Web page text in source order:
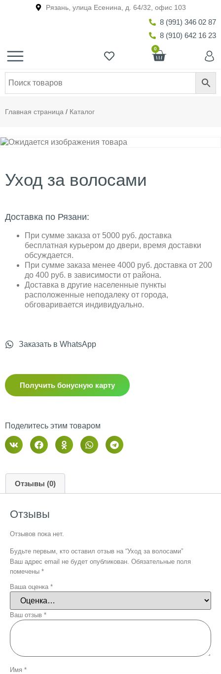
Рязань, улица Есенина, д. 64/32, офис 103
8 (991) 346 02 87
8 (910) 642 16 23
0
Главная страница / Каталог
Уход за волосами
Доставка по Рязани:
При сумме заказа от 5000 руб. доставка
бесплатная курьером до двери, время доставки
обсуждается.
При сумме заказа менее 4000 руб. доставка от 200
до 400 руб. в зависимости от района.
Доставка в другие населенные пункты
расположенные неподалеку от города,
обговаривается индивидуально.
Заказать в WhatsApp
Получить бонусную карту
Поделитесь этим товаром
Отзывы (0)
Отзывы
Отзывов пока нет.
Будьте первым, кто оставил отзыв на “Уход за волосами”
Ваш адрес email не будет опубликован. Обязательные поля
помечены *
Ваша оценка *
Ваш отзыв *
Имя *